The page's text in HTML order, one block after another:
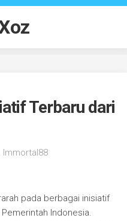
Terbaru dari
Immortal88
pada berbagai inisiatif
Indonesia.